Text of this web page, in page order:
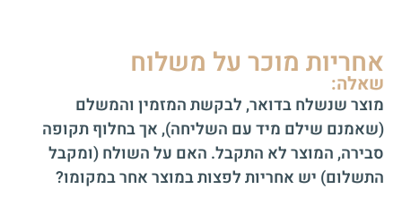
אחריות מוכר על משלוח
שאלה:
מוצר שנשלח בדואר, לבקשת המזמין והמשלם
(שאמנם שילם מיד עם השליחה), אך בחלוף תקופה
סבירה, המוצר לא התקבל. האם על השולח (ומקבל
התשלום) יש אחריות לפצות במוצר אחר במקומו?